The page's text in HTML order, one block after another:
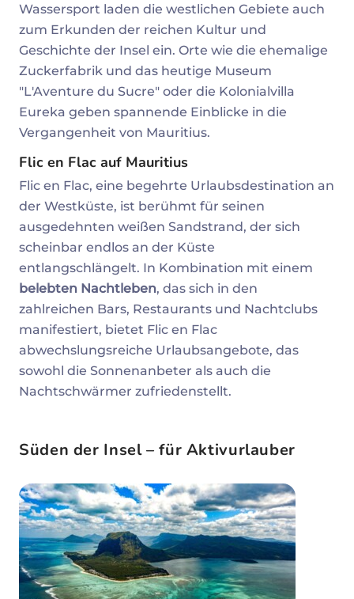
Wassersport laden die westlichen Gebiete auch
zum Erkunden der reichen Kultur und
Geschichte der Insel ein. Orte wie die ehemalige
Zuckerfabrik und das heutige Museum
"L'Aventure du Sucre" oder die Kolonialvilla
Eureka geben spannende Einblicke in die
Vergangenheit von Mauritius.
Flic en Flac auf Mauritius
Flic en Flac, eine begehrte Urlaubsdestination an
der Westküste, ist berühmt für seinen
ausgedehnten weißen Sandstrand, der sich
scheinbar endlos an der Küste
entlangschlängelt. In Kombination mit einem
belebten Nachtleben, das sich in den
zahlreichen Bars, Restaurants und Nachtclubs
manifestiert, bietet Flic en Flac
abwechslungsreiche Urlaubsangebote, das
sowohl die Sonnenanbeter als auch die
Nachtschwärmer zufriedenstellt.
Süden der Insel – für Aktivurlauber